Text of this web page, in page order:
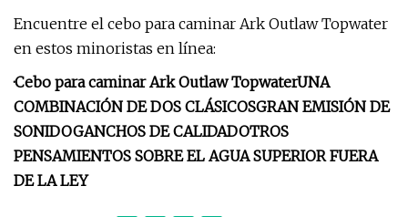
Encuentre el cebo para caminar Ark Outlaw Topwater
en estos minoristas en línea:
·Cebo para caminar Ark Outlaw TopwaterUNA
COMBINACIÓN DE DOS CLÁSICOSGRAN EMISIÓN DE
SONIDOGANCHOS DE CALIDADOTROS
PENSAMIENTOS SOBRE EL AGUA SUPERIOR FUERA
DE LA LEY